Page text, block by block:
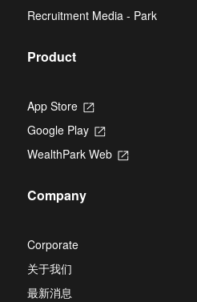
new
tab
Recruitment Media - Park
Product
App Store
Opens
a
new
tab
Google Play
Opens
a
WealthPark Web
Opens
Company
Corporate
关于我们
最新消息